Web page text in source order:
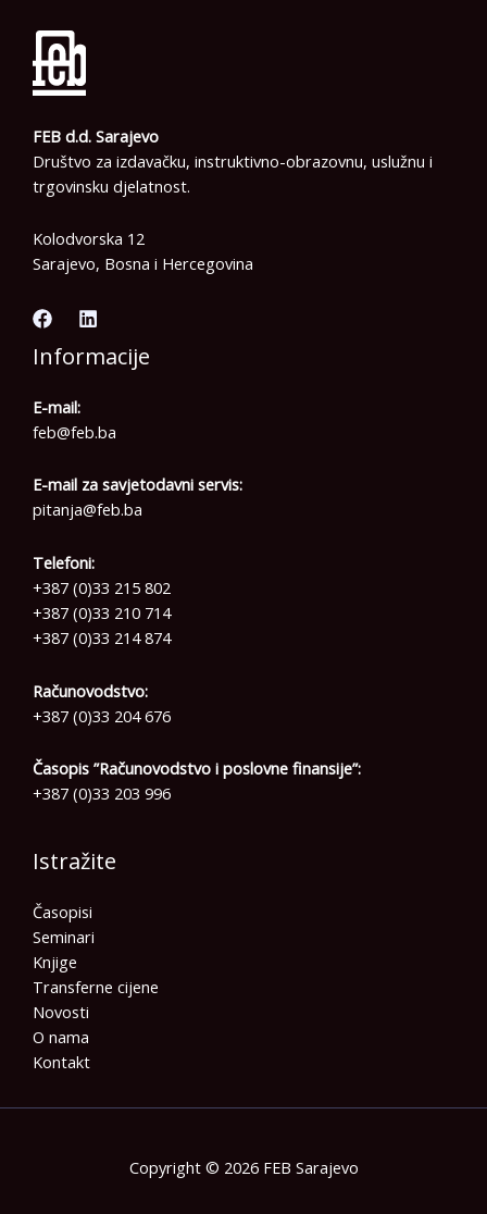
FEB d.d. Sarajevo
Društvo za izdavačku, instruktivno-obrazovnu, uslužnu i
trgovinsku djelatnost.
Kolodvorska 12
Sarajevo, Bosna i Hercegovina
Informacije
E-mail:
feb@feb.ba
E-mail za savjetodavni servis:
pitanja@feb.ba
Telefoni:
+387 (0)33 215 802
+387 (0)33 210 714
+387 (0)33 214 874
Računovodstvo:
+387 (0)33 204 676
Časopis ”Računovodstvo i poslovne finansije”:
+387 (0)33 203 996
Istražite
Časopisi
Seminari
Knjige
Transferne cijene
Novosti
O nama
Kontakt
Copyright © 2026 FEB Sarajevo